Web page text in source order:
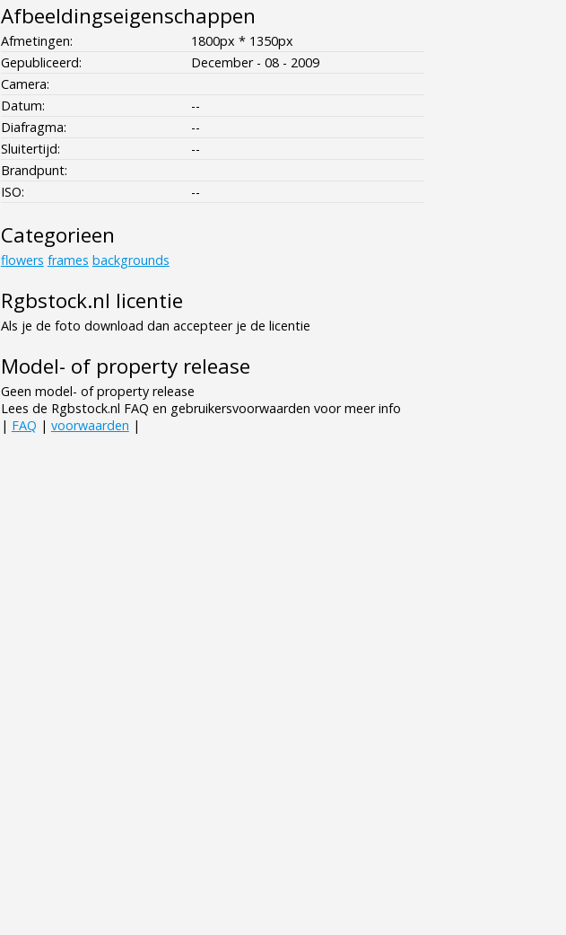
Afbeeldingseigenschappen
Afmetingen:
1800px * 1350px
Gepubliceerd:
December - 08 - 2009
Camera:
Datum:
--
Diafragma:
--
Sluitertijd:
--
Brandpunt:
ISO:
--
Categorieen
flowers frames backgrounds
Rgbstock.nl licentie
Als je de foto download dan accepteer je de licentie
Model- of property release
Geen model- of property release
Lees de Rgbstock.nl FAQ en gebruikersvoorwaarden voor meer info
| FAQ | voorwaarden |